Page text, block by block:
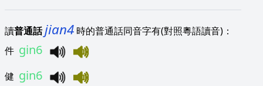
讀普通話jian4 時的普通話同音字有(對照粵語讀音)：
件 gin6
健 gin6